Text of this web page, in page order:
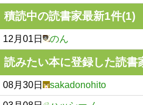
積読中の読書家最新1件(1)
12月01日 のん
読みたい本に登録した読書
08月30日 sakadonohito